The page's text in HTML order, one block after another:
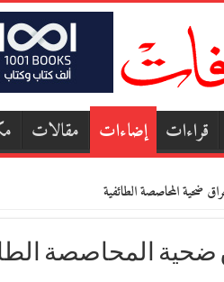
قراءات إضاءات مقالات
ضحية المحاصصة الطائفية
ضحية المحاصصة